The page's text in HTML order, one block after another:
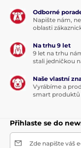
Odborné
Napište nám,
oblasti
Na trhu 9 let
9 let na trhu
stali jedničkou
Naše vlastní
Vyrábíme a
smart produktů
Přihlaste se do
Zde napište váš